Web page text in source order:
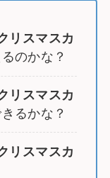
リスマスカ
のかな？
リスマスカ
るかな？
リスマスカ